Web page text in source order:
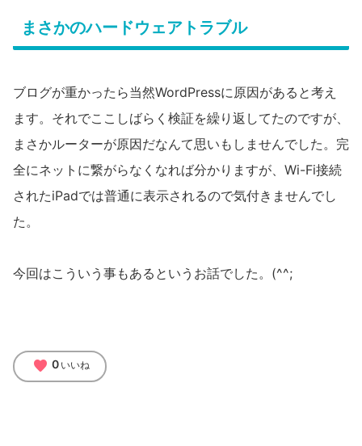
まさかのハードウェアトラブル
ブログが重かったら当然WordPressに原因があると考え
ます。それでここしばらく検証を繰り返してたのですが、
まさかルーターが原因だなんて思いもしませんでした。完
全にネットに繋がらなくなれば分かりますが、Wi-Fi接続
されたiPadでは普通に表示されるので気付きませんでし
た。
今回はこういう事もあるというお話でした。(^^;
favorite 0 いいね